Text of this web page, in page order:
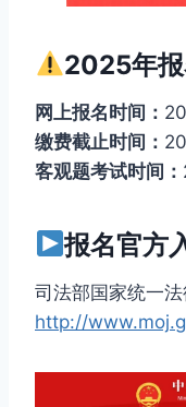
2025年
网上报名时间：
缴费截止时间：
客观题考试时间：
报名官方
司法部国家统一
http://